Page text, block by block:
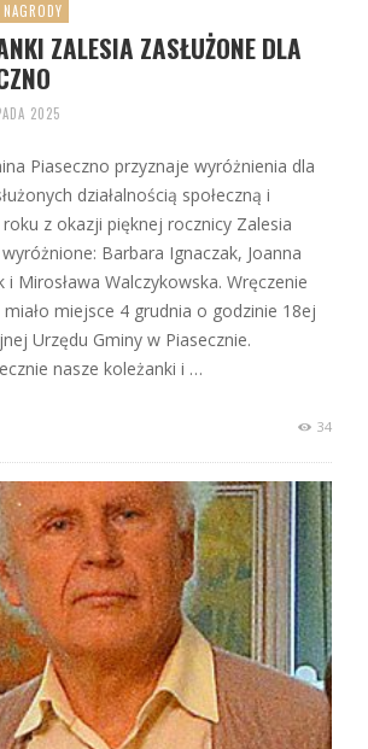
NAGRODY
ZALESIA ZASŁUŻONE DLA
2025
Piaseczno przyznaje wyróżnienia dla
działalnością społeczną i
z okazji pięknej rocznicy Zalesia
Barbara Ignaczak, Joanna
Mirosława Walczykowska. Wręczenie
miejsce 4 grudnia o godzinie 18ej
Urzędu Gminy w Piasecznie.
nasze koleżanki i …
34